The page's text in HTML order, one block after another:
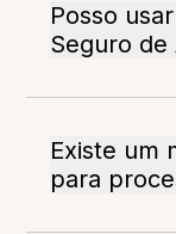
Posso
Seguro de
Existe um
para